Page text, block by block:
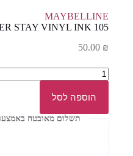
MAYBELLINE
STAY VINYL INK 105
50.00 ₪
כמות
של
MAYBELLINE
SUPER
STAY
הוספה לסל
תשלום מאובטח